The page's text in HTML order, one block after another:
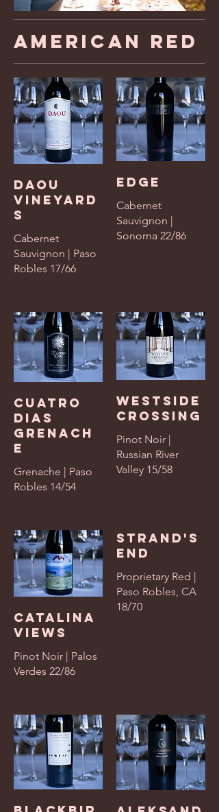
American Red
Daou
Vineyard
s
Cabernet
Sauvignon | Paso
Robles 17/66
Edge
Cabernet
Sauvignon |
Sonoma 22/86
Cuatro
Dias
Grenach
e
Grenache | Paso
Robles 14/54
Westside
Crossing
Pinot Noir |
Russian River
Valley 15/58
Catalina
Views
Pinot Noir | Palos
Verdes 22/86
Strand's
End
Proprietary Red |
Paso Robles, CA
18/70